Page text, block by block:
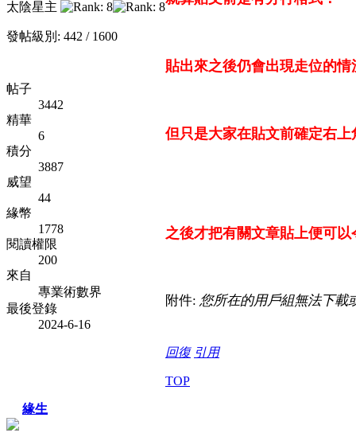
太陰星主
發帖級別: 442 / 1600
帖子
3442
精華
6
積分
3887
威望
44
緣幣
1778
閱讀權限
200
來自
專業術數界
最後登錄
2024-6-16
貼出來之後仍會出現走位的情
但只是大家在貼文前確定右
之後才把有關文章貼上便可
附件: 您所在的用戶組無法下載
回復 引用
TOP
緣生